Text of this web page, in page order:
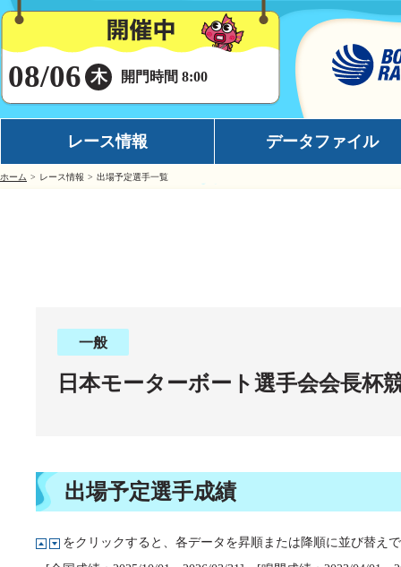
08/06 木 開門時間 8:00
レース情報
出走表・前日予想PDF
データファイル
過去の優勝戦レース
徳島支部選手一覧
新人選手紹介
ホーム レース情報 出場予定選手一覧
一般
日本モーターボート選手会会長杯
出場予定選手成績
をクリックすると、各データを昇順または降順に並び替え